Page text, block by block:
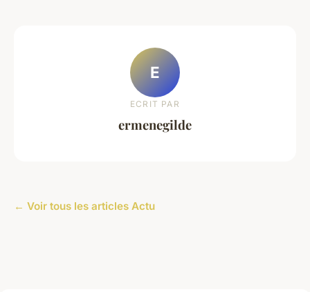
E
ECRIT PAR
ermenegilde
← Voir tous les articles Actu